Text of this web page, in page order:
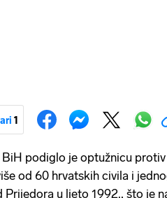
1
BiH podiglo je optužnicu
od 60 hrvatskih civila i
Prijedora u ljeto 1992., što je